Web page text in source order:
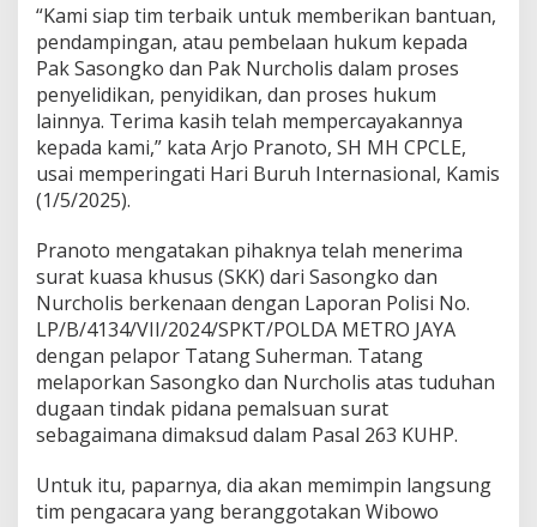
o
L
a
w
F
i
r
S
p
B
l
a
K
e
t
u
a
a
n
“Kami siap tim terbaik untuk memberikan bantuan,
pendampingan, atau pembelaan hukum kepada
Pak Sasongko dan Pak Nurcholis dalam proses
penyelidikan, penyidikan, dan proses hukum
lainnya. Terima kasih telah mempercayakannya
kepada kami,” kata Arjo Pranoto, SH MH CPCLE,
usai memperingati Hari Buruh Internasional, Kamis
(1/5/2025).
Pranoto mengatakan pihaknya telah menerima
surat kuasa khusus (SKK) dari Sasongko dan
Nurcholis berkenaan dengan Laporan Polisi No.
LP/B/4134/VII/2024/SPKT/POLDA METRO JAYA
dengan pelapor Tatang Suherman. Tatang
melaporkan Sasongko dan Nurcholis atas tuduhan
dugaan tindak pidana pemalsuan surat
sebagaimana dimaksud dalam Pasal 263 KUHP.
Untuk itu, paparnya, dia akan memimpin langsung
tim pengacara yang beranggotakan Wibowo